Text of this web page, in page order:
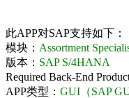
此APP对SAP支持如下：
模块： Assortment
版本： SAP S/4HANA
Required Back-End Product
APP类型： GUI（SAP